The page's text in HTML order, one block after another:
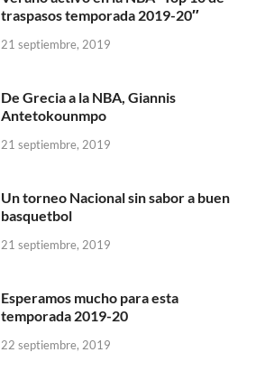
traspasos temporada 2019-20″
21 septiembre, 2019
De Grecia a la NBA, Giannis
Antetokounmpo
21 septiembre, 2019
Un torneo Nacional sin sabor a buen
basquetbol
21 septiembre, 2019
Esperamos mucho para esta
temporada 2019-20
22 septiembre, 2019